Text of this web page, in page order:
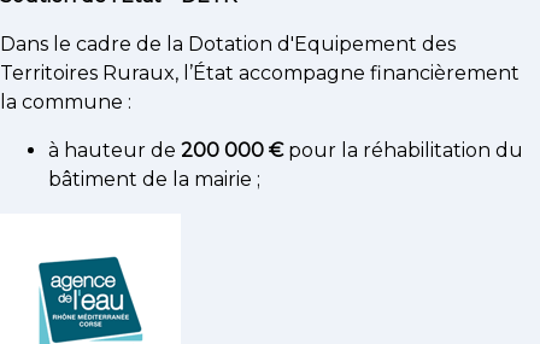
Dans le cadre de la Dotation d'Equipement des
Territoires Ruraux, l’État accompagne financièrement
la commune :
à hauteur de 200 000 €pour la réhabilitation du
bâtiment de la mairie ;